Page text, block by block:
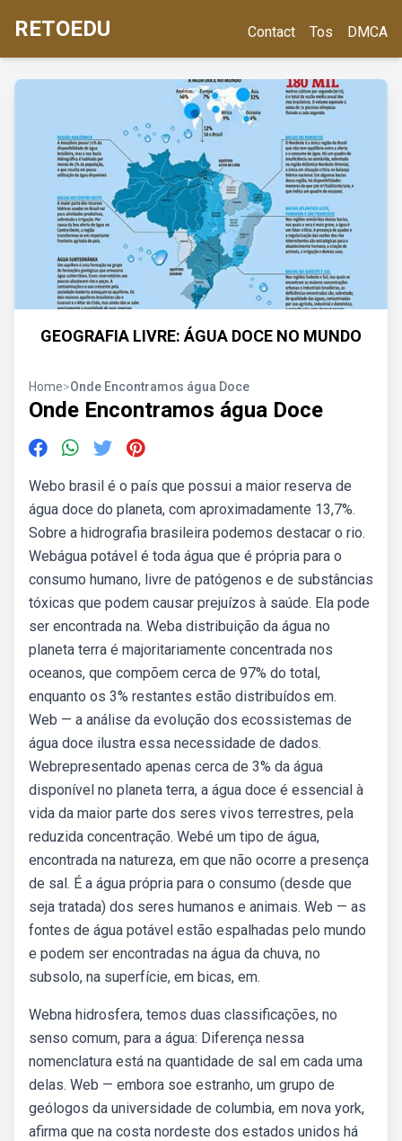
RETOEDU Contact Tos DMCA
GEOGRAFIA LIVRE: ÁGUA DOCE NO MUNDO
Home>Onde Encontramos água Doce
Onde Encontramos água Doce
Webo brasil é o país que possui a maior reserva de
água doce do planeta, com aproximadamente 13,7%.
Sobre a hidrografia brasileira podemos destacar o rio.
Webágua potável é toda água que é própria para o
consumo humano, livre de patógenos e de substâncias
tóxicas que podem causar prejuízos à saúde. Ela pode
ser encontrada na. Weba distribuição da água no
planeta terra é majoritariamente concentrada nos
oceanos, que compõem cerca de 97% do total,
enquanto os 3% restantes estão distribuídos em.
Web — a análise da evolução dos ecossistemas de
água doce ilustra essa necessidade de dados.
Webrepresentado apenas cerca de 3% da água
disponível no planeta terra, a água doce é essencial à
vida da maior parte dos seres vivos terrestres, pela
reduzida concentração. Webé um tipo de água,
encontrada na natureza, em que não ocorre a presença
de sal. É a água própria para o consumo (desde que
seja tratada) dos seres humanos e animais. Web — as
fontes de água potável estão espalhadas pelo mundo
e podem ser encontradas na água da chuva, no
subsolo, na superfície, em bicas, em.
Webna hidrosfera, temos duas classificações, no
senso comum, para a água: Diferença nessa
nomenclatura está na quantidade de sal em cada uma
delas. Web — embora soe estranho, um grupo de
geólogos da universidade de columbia, em nova york,
afirma que na costa nordeste dos estados unidos há